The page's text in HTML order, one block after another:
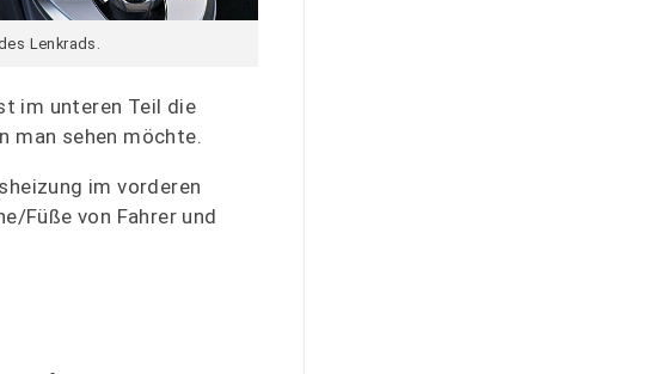
Lenkrads.
im unteren Teil die
man sehen möchte.
im vorderen
Füße von Fahrer und